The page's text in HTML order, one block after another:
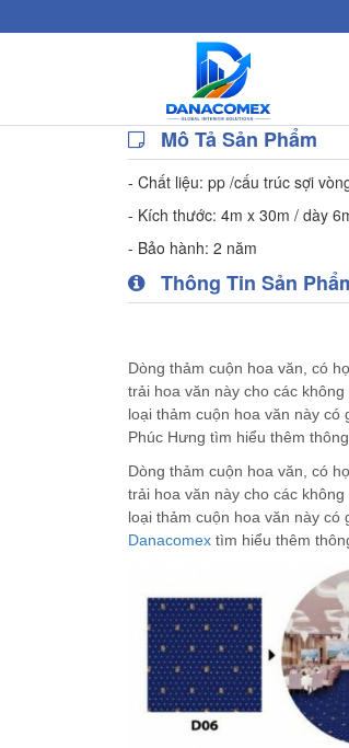
Mô Tả Sản Phẩm
- Chất liệu: pp /cấu trúc sợi
- Kích thước: 4m x 30m / dày
- Bảo hành: 2 năm
Thông Tin Sản
Dòng thảm cuộn hoa văn, có
trải hoa văn này cho các
loại thảm cuộn hoa văn này
Phúc Hưng tìm hiểu thêm
Dòng thảm cuộn hoa văn, có
trải hoa văn này cho các
loại thảm cuộn hoa văn này
Danacomex tìm hiểu thêm